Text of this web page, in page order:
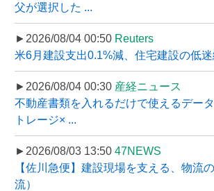
父が選択した ...
►2026/08/04 00:50 Reuters
米6月建設支出0.1%減、住宅建設の低迷
►2026/08/04 00:30 産経ニュース
不動産書類を入れるだけで使えるデー
トレージ× ...
►2026/08/03 13:50 47NEWS
【佐川急便】建設現場を支える、物流
流）